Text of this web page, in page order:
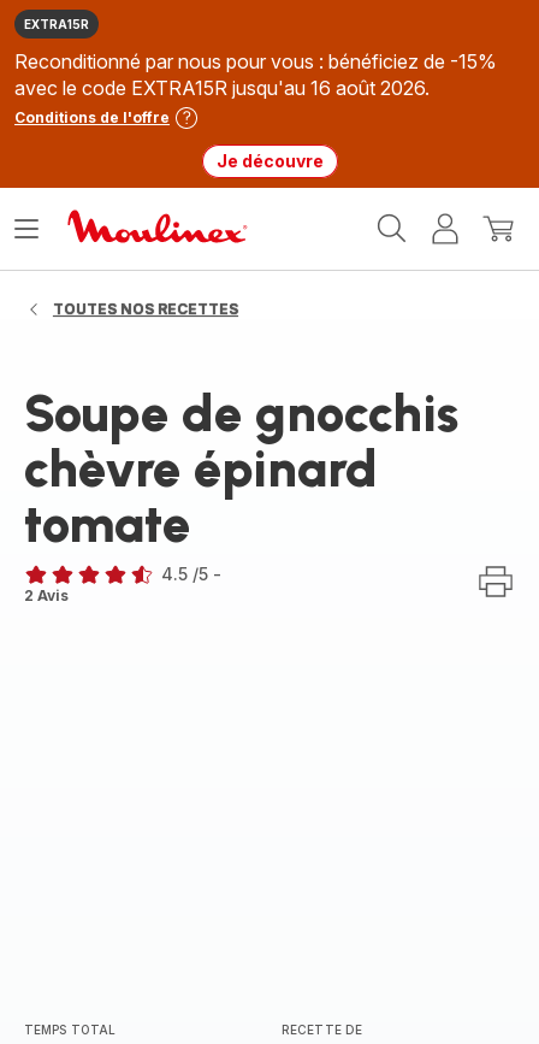
EXTRA15R
Reconditionné par nous pour vous : bénéficiez de -15%
avec le code EXTRA15R jusqu'au 16 août 2026.
Conditions de l'offre
Je découvre
MonMon
Ouvrir
TOUTES NOS RECETTES
Soupe de gnocchis
chèvre épinard
tomate
ratings.4.5
4.5 /5 -
2 Avis
TEMPS TOTAL RECETTE DE